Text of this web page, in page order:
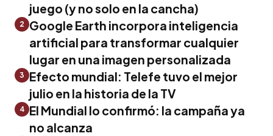
juego (y no solo en la cancha)
2
Google Earth incorpora inteligencia
artificial para transformar cualquier
lugar en una imagen personalizada
3
Efecto mundial: Telefe tuvo el mejor
julio en la historia de la TV
4 El Mundial lo confirmó: la campaña ya
no alcanza